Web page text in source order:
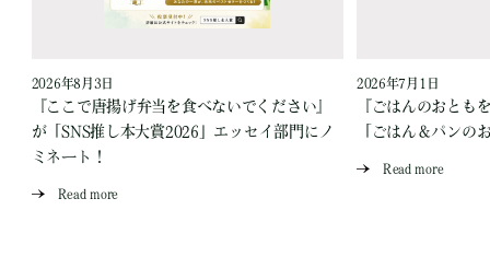
2026年8月3日
『ここで唐揚げ弁当を食べないでください』
が「SNS推し本大賞2026」エッセイ部門にノ
ミネート！
Read more
2026年7月1日
『ごはんのおとも
「ごはん＆パンの
Read more